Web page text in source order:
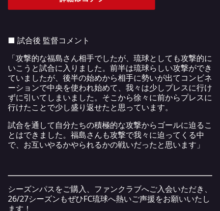
■ 試合後 監督コメント
「攻撃的な福島さん相手でしたが、琉球としても攻撃的に
いこうと試合に入りました。前半は琉球らしい攻撃ができ
ていましたが、後半の始めから相手に勢いが出てコンビネ
ーションで中央を使われ始めて、我々は少しプレスに行け
ずに引いてしまいました。そこから徐々に前からプレスに
行けたことで少し盛り返せたと思っています。
試合を通して自分たちの積極的な攻撃からゴールに迫るこ
とはできました。福島さんも攻撃で我々に迫ってくる中
で、お互いやるかやられるかの戦いだったと思います」
シーズンパスをご購入、ファンクラブへご入会いただき、
26/27シーズンもぜひFC琉球へ熱いご声援をお願いいたし
ます！